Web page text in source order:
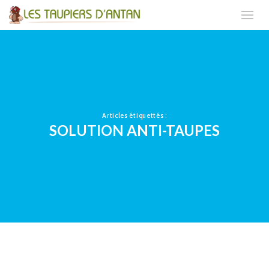
Articles étiquettés :
SOLUTION ANTI-TAUPES